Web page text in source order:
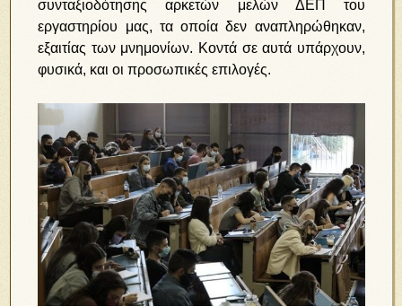
συνταξιοδότησης αρκετών μελών ΔΕΠ του
εργαστηρίου μας, τα οποία δεν αναπληρώθηκαν,
εξαιτίας των μνημονίων. Κοντά σε αυτά υπάρχουν,
φυσικά, και οι προσωπικές επιλογές.